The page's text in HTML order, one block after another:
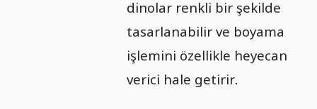
dinolar renkli bir şekilde
tasarlanabilir ve boyama
işlemini özellikle heyecan
verici hale getirir.